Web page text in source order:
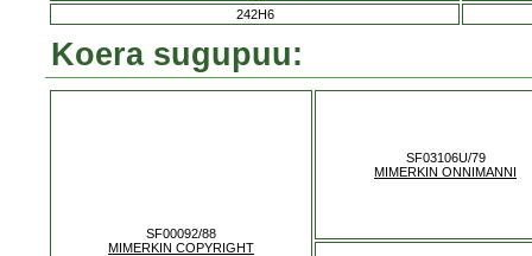
242H6
Koera sugupuu:
SF00092/88
MIMERKIN COPYRIGHT
SF03106U/79
MIMERKIN ONNIMANNI